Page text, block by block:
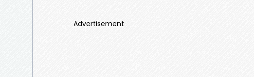
Advertisement